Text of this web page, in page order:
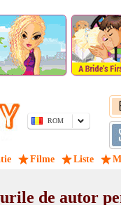
ROM
Filme Liste
de autor